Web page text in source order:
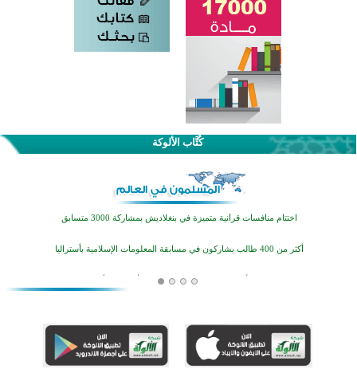
كُتَّاب الألوكة
اختتام الدورة التاسعة لمسابقة حفظ وتلاوة القرآن الكريم في أزناكاييف
تيسليتش تختتم برنامجا تعليميا لتعزيز القيم وبناء الشخصية للشباب المسلمين
اختتام منافسات قرآنية متميزة في بنغلاديش بمشاركة 3000 متسابق
أكثر من 400 طالب يشاركون في مسابقة المعلومات الإسلامية بأستراليا
افتتاح تاريخي لأول مسجد في بلييفليا بالجبل الأسود منذ أكثر من قرن
أكبر مشروع إسلامي في ريف أستراليا يفتتح أبوابه بعد سنوات من العمل والعطاء